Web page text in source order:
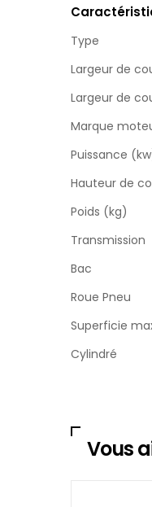
Type
Largeur de
Largeur de
Marque
Puissance
Hauteur de
Poids (kg)
Transmission
Bac
Roue Pneu
Superficie
Cylindré
Vous